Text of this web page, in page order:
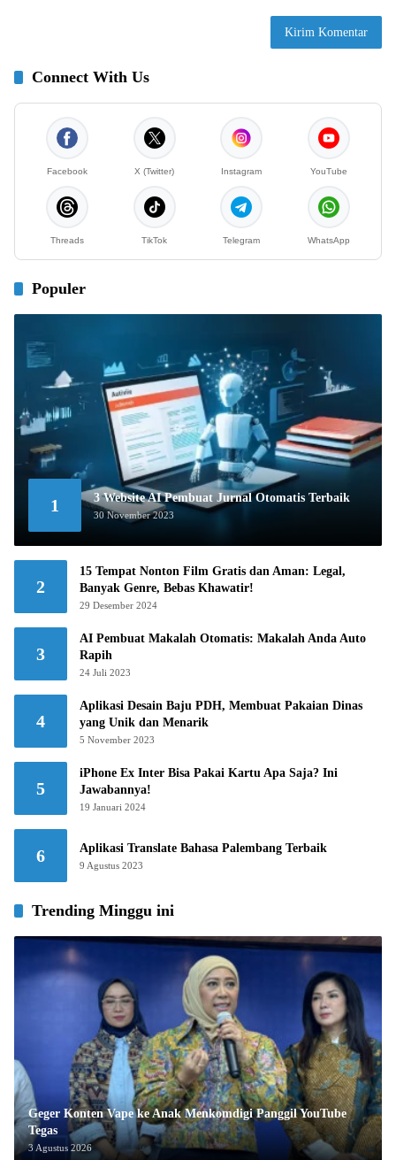
Connect With Us
Facebook X (Twitter) Instagram YouTube
Threads TikTok Telegram WhatsApp
Populer
1 3 Website AI Pembuat Jurnal Otomatis Terbaik
30 November 2023
2
15 Tempat Nonton Film Gratis dan Aman: Legal,
Banyak Genre, Bebas Khawatir!
29 Desember 2024
3
AI Pembuat Makalah Otomatis: Makalah Anda Auto
Rapih
24 Juli 2023
4
Aplikasi Desain Baju PDH, Membuat Pakaian Dinas
yang Unik dan Menarik
5 November 2023
5
iPhone Ex Inter Bisa Pakai Kartu Apa Saja? Ini
Jawabannya!
19 Januari 2024
6 Aplikasi Translate Bahasa Palembang Terbaik
9 Agustus 2023
Trending Minggu ini
Geger Konten Vape ke Anak Menkomdigi Panggil YouTube
Tegas
3 Agustus 2026